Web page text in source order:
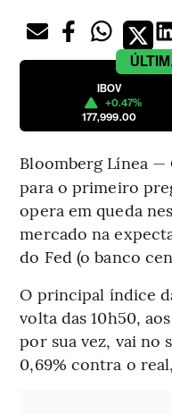
IBOV
+0.47%
177,999.00
Bloomberg Línea —
para o primeiro
opera em queda
mercado na
do Fed (o banco
O principal índice
volta das 10h50,
por sua vez, vai no
0,69% contra o